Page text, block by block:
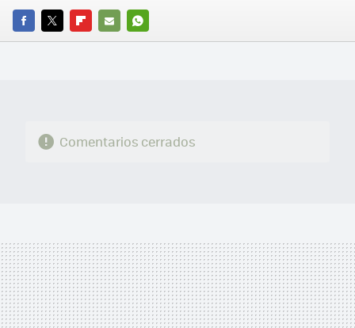
FACEBOOK
TWITTERFLIPBOARD
E-
WHATSAPP
Comentarios cerrados